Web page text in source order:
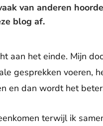
van anderen
blog af.
aan het einde. Mijn
gesprekken voeren,
en dan wordt het
terwijl ik